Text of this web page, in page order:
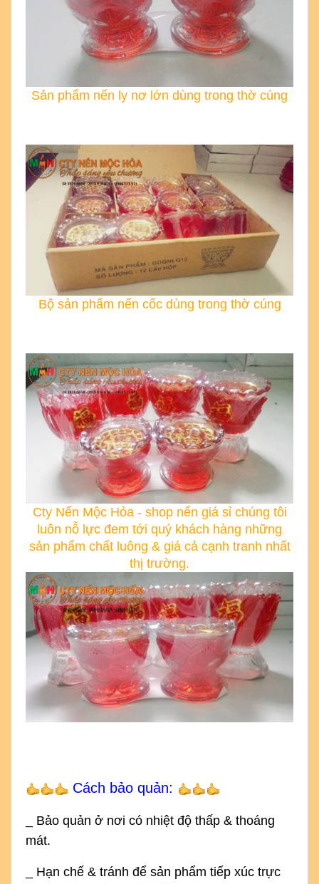
Sản phẩm nến ly nơ lớn dùng trong thờ cúng
Bộ sản phẩm nến cốc dùng trong thờ cúng
Cty Nến Mộc Hỏa - shop nến giá sỉ chúng tôi
luôn nỗ lực đem tới quý khách hàng những
sản phẩm chất luông & giá cả cạnh tranh nhất
thị trường.
Cách bảo quản:
_ Bảo quản ở nơi có nhiệt độ thấp & thoáng
mát.
_ Hạn chế & tránh để sản phẩm tiếp xúc trực